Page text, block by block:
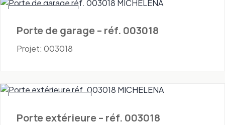
Porte de garage – réf. 003018
Projet: 003018
Porte extérieure – réf. 003018